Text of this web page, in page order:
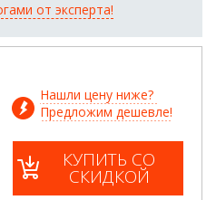
от эксперта!
Нашли цену ниже?
Предложим дешевле!
КУПИТЬ СО
СКИДКОЙ